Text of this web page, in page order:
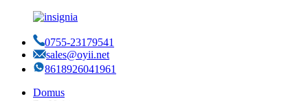
0755-23179541
sales@oyii.net
8618926041961
Domus